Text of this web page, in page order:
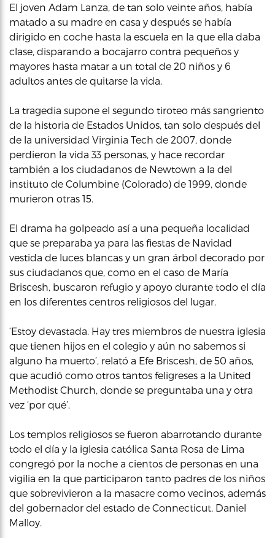
El joven Adam Lanza, de tan solo veinte años, había
matado a su madre en casa y después se había
dirigido en coche hasta la escuela en la que ella daba
clase, disparando a bocajarro contra pequeños y
mayores hasta matar a un total de 20 niños y 6
adultos antes de quitarse la vida.
La tragedia supone el segundo tiroteo más sangriento
de la historia de Estados Unidos, tan solo después del
de la universidad Virginia Tech de 2007, donde
perdieron la vida 33 personas, y hace recordar
también a los ciudadanos de Newtown a la del
instituto de Columbine (Colorado) de 1999, donde
murieron otras 15.
El drama ha golpeado así a una pequeña localidad
que se preparaba ya para las fiestas de Navidad
vestida de luces blancas y un gran árbol decorado por
sus ciudadanos que, como en el caso de María
Briscesh, buscaron refugio y apoyo durante todo el día
en los diferentes centros religiosos del lugar.
‘Estoy devastada. Hay tres miembros de nuestra iglesia
que tienen hijos en el colegio y aún no sabemos si
alguno ha muerto’, relató a Efe Briscesh, de 50 años,
que acudió como otros tantos feligreses a la United
Methodist Church, donde se preguntaba una y otra
vez ‘por qué’.
Los templos religiosos se fueron abarrotando durante
todo el día y la iglesia católica Santa Rosa de Lima
congregó por la noche a cientos de personas en una
vigilia en la que participaron tanto padres de los niños
que sobrevivieron a la masacre como vecinos, además
del gobernador del estado de Connecticut, Daniel
Malloy.